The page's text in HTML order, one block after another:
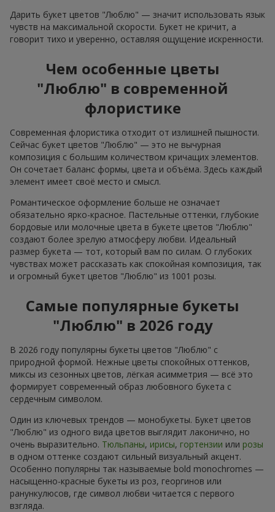
Дарить букет цветов "Люблю" — значит использовать язык
чувств на максимальной скорости. Букет не кричит, а
говорит тихо и уверенно, оставляя ощущение искренности.
Чем особенные цветы
"Люблю" в современной
флористике
Современная флористика отходит от излишней пышности.
Сейчас букет цветов "Люблю" — это не вычурная
композиция с большим количеством кричащих элементов.
Он сочетает баланс формы, цвета и объёма. Здесь каждый
элемент имеет своё место и смысл.
Романтическое оформление больше не означает
обязательно ярко-красное. Пастельные оттенки, глубокие
бордовые или молочные цвета в букете цветов "Люблю"
создают более зрелую атмосферу любви. Идеальный
размер букета — тот, который вам по силам. О глубоких
чувствах может рассказать как спокойная композиция, так
и огромный букет цветов "Люблю" из 1001 розы.
Самые популярные букеты
"Люблю" в 2026 году
В 2026 году популярны букеты цветов "Люблю" с
природной формой. Нежные цветы спокойных оттенков,
миксы из сезонных цветов, лёгкая асимметрия — всё это
формирует современный образ любовного букета с
сердечным символом.
Один из ключевых трендов — монобукеты. Букет цветов
"Люблю" из одного вида цветов выглядит лаконично, но
очень выразительно. Тюльпаны, ирисы, гортензии или розы
в одном оттенке создают сильный визуальный акцент.
Особенно популярны так называемые bold monochromes —
насыщенно-красные букеты из роз, георгинов или
ранункулюсов, где символ любви читается с первого
взгляда.